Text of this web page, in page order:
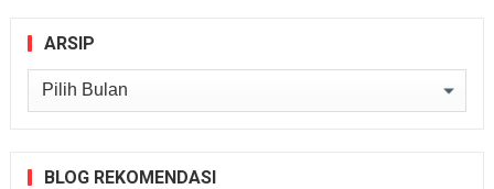
ARSIP
Arsip
BLOG REKOMENDASI